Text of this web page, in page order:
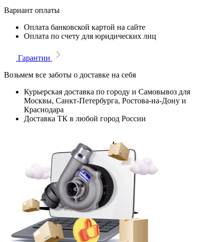
Вариант оплаты
Оплата банковской картой на сайте
Оплата по счету для юридических лиц
Гарантии
Возьмем все заботы о доставке на себя
Курьерская доставка по городу и Самовывоз для
Москвы, Санкт-Петербурга, Ростова-на-Дону и
Краснодара
Доставка ТК в любой город России